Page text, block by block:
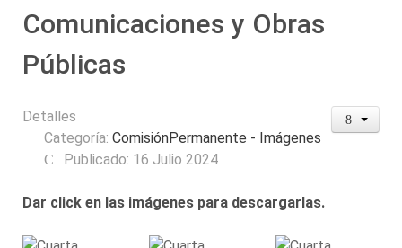
Comunicaciones y Obras
Públicas
Detalles
Categoría: ComisiónPermanente - Imágenes
Publicado: 16 Julio 2024
Dar click en las imágenes para descargarlas.